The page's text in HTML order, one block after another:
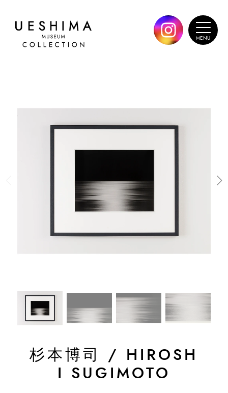
杉本博司 /
HIROSH
I SUGIMOTO